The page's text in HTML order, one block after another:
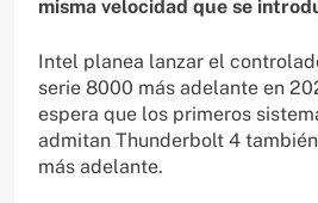
misma velocidad que se
Intel planea lanzar el
serie 8000 más adelante en
espera que los primeros
admitan Thunderbolt 4
más adelante.